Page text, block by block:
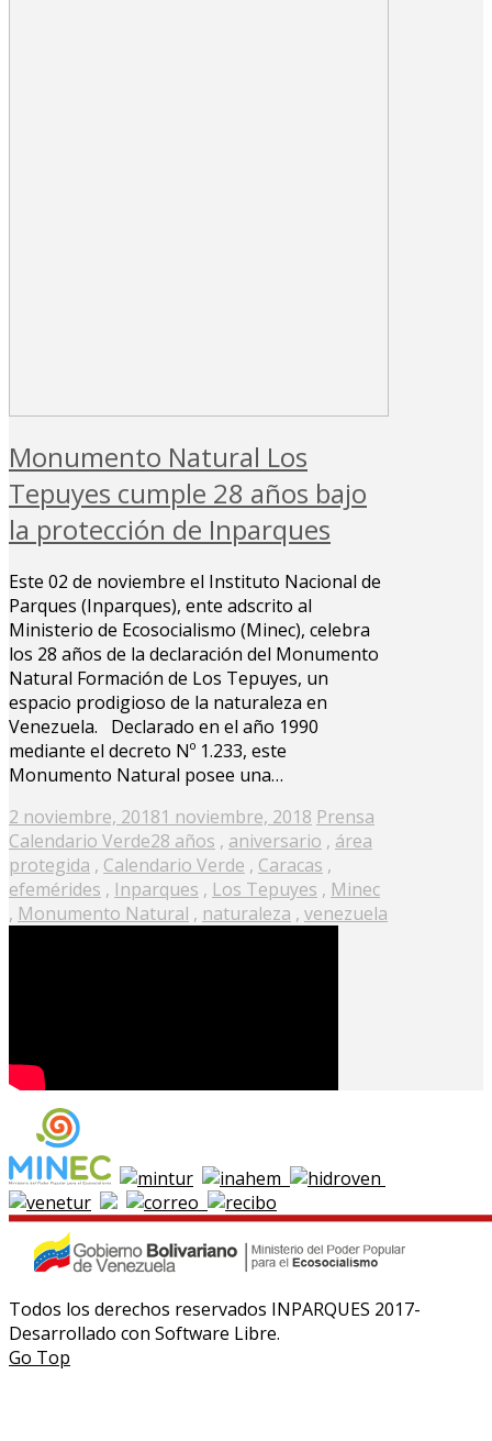
Monumento Natural Los
Tepuyes cumple 28 años bajo
la protección de Inparques
Este 02 de noviembre el Instituto Nacional de
Parques (Inparques), ente adscrito al
Ministerio de Ecosocialismo (Minec), celebra
los 28 años de la declaración del Monumento
Natural Formación de Los Tepuyes, un
espacio prodigioso de la naturaleza en
Venezuela. Declarado en el año 1990
mediante el decreto Nº 1.233, este
Monumento Natural posee una…
Posted
on
2 noviembre, 20181 noviembre, 2018 Prensa
Calendario Verde28 años , aniversario , área
protegida , Calendario Verde , Caracas ,
efemérides , Inparques , Los Tepuyes , Minec
, Monumento Natural , naturaleza , venezuela
Todos los derechos reservados INPARQUES 2017-
Desarrollado con Software Libre.
Go Top